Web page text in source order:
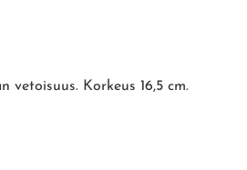
vetoisuus. Korkeus 16,5 cm.